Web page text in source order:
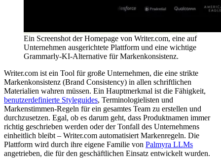
Ein Screenshot der Homepage von Writer.com, eine auf
Unternehmen ausgerichtete Plattform und eine wichtige
Grammarly-KI-Alternative für Markenkonsistenz.
Writer.com ist ein Tool für große Unternehmen, die eine strikte
Markenkonsistenz (Brand Consistency) in allen schriftlichen
Materialien wahren müssen. Ein Hauptmerkmal ist die Fähigkeit,
benutzerdefinierte Styleguides, Terminologielisten und
Markenstimmen-Regeln für ein gesamtes Team zu erstellen und
durchzusetzen. Egal, ob es darum geht, dass Produktnamen immer
richtig geschrieben werden oder der Tonfall des Unternehmens
einheitlich bleibt – Writer.com automatisiert Markenregeln. Die
Plattform wird durch ihre eigene Familie von Palmyra LLMs
angetrieben, die für den geschäftlichen Einsatz entwickelt wurden.